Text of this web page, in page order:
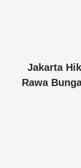
Jakarta
Rawa